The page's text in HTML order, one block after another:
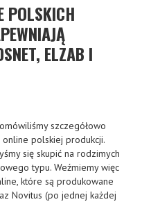
POLSKICH
ELZAB I
szczegółowo
polskiej produkcji.
się skupić na rodzimych
typu. Weźmiemy więc
które są produkowane
Novitus (po jednej każdej